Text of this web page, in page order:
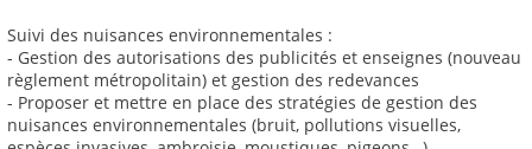
Suivi des nuisances environnementales :
- Gestion des autorisations des publicités et enseignes (nouveau
règlement métropolitain) et gestion des redevances
- Proposer et mettre en place des stratégies de gestion des
nuisances environnementales (bruit, pollutions visuelles,